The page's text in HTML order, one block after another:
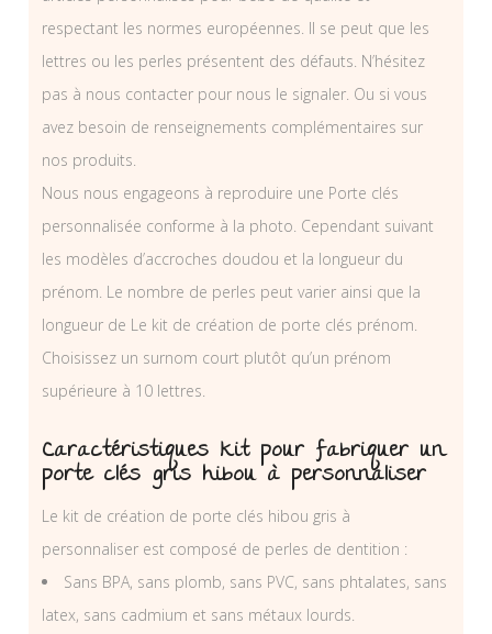
respectant les normes européennes. Il se peut que les
lettres ou les perles présentent des défauts. N’hésitez
pas à nous contacter pour nous le signaler. Ou si vous
avez besoin de renseignements complémentaires sur
nos produits.
Nous nous engageons à reproduire une Porte clés
personnalisée conforme à la photo. Cependant suivant
les modèles d’accroches doudou et la longueur du
prénom. Le nombre de perles peut varier ainsi que la
longueur de Le kit de création de porte clés prénom.
Choisissez un surnom court plutôt qu’un prénom
supérieure à 10 lettres.
Caractéristiques kit pour fabriquer un
porte clés gris hibou à personnaliser
Le kit de création de porte clés hibou gris à
personnaliser est composé de perles de dentition :
Sans BPA, sans plomb, sans PVC, sans phtalates, sans
latex, sans cadmium et sans métaux lourds.